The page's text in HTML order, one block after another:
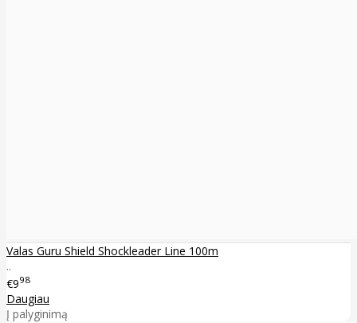
Valas Guru Shield Shockleader Line 100m
..
€998
Daugiau
Į palyginimą